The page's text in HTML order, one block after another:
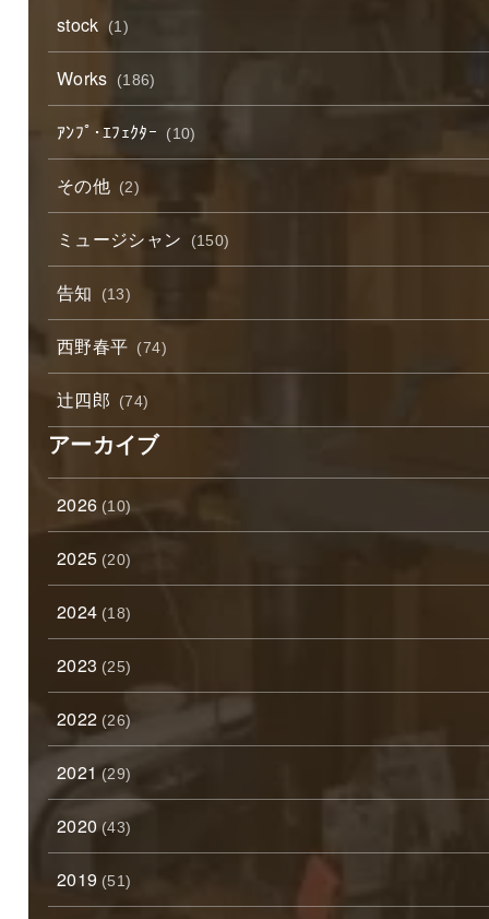
stock (1)
Works (186)
ｱﾝﾌﾟ･ｴﾌｪｸﾀｰ (10)
その他 (2)
ミュージシャン (150)
告知 (13)
西野春平 (74)
辻四郎 (74)
アーカイブ
2026 (10)
2025 (20)
2024 (18)
2023 (25)
2022 (26)
2021 (29)
2020 (43)
2019 (51)